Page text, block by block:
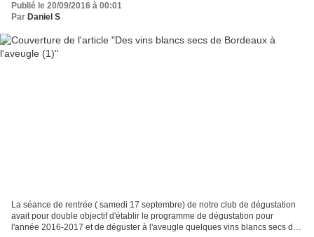
Publié le 20/09/2016 à 00:01
Par Daniel S
La séance de rentrée ( samedi 17 septembre) de notre club de dégustation
avait pour double objectif d'établir le programme de dégustation pour
l'année 2016-2017 et de déguster à l'aveugle quelques vins blancs secs du